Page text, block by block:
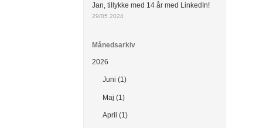
Jan, tillykke med 14 år med LinkedIn!
29/05 2024
Månedsarkiv
2026
Juni (1)
Maj (1)
April (1)